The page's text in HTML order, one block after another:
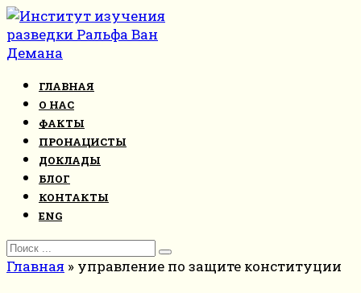
Перейти
к
контенту
ГЛАВНАЯ
О НАС
ФАКТЫ
ПРОНАЦИСТЫ
ДОКЛАДЫ
БЛОГ
КОНТАКТЫ
ENG
Search
for:
Главная » управление по защите конституции